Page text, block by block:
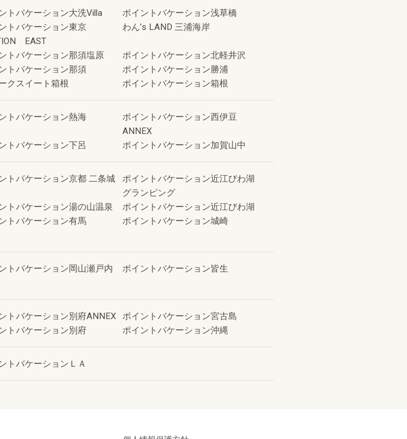
トバケーション大洗Villa
ポイントバケーション浅草橋
トバケーション東京
EAST
わん's LAND 三浦海岸
トバケーション那須塩原
ポイントバケーション北軽井沢
トバケーション那須
ポイントバケーション勝浦
クスイート箱根 ポイントバケーション箱根
トバケーション熱海
ポイントバケーション西伊豆
ANNEX
トバケーション下呂 ポイントバケーション加賀山中
トバケーション京都 二条城
ポイントバケーション近江びわ湖
グランピング
トバケーション湯の山温泉
ポイントバケーション近江びわ湖
トバケーション有馬
ポイントバケーション城崎
トバケーション岡山瀬戸内
ポイントバケーション皆生
トバケーション別府ANNEX
ポイントバケーション宮古島
トバケーション別府 ポイントバケーション沖縄
トバケーションＬＡ